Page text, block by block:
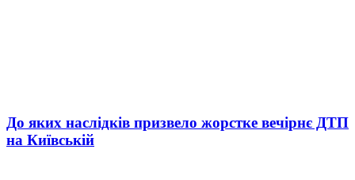
До яких наслідків призвело жорстке вечірнє ДТП
на Київській